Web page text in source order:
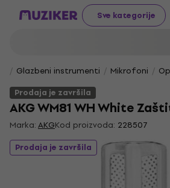
Sve kategorije
Glazbeni instrumenti Mikrofoni
Prodaja je završila
AKG WM81 WH White
Marka:AKGKod proizvoda: 228507
Prodaja je završila